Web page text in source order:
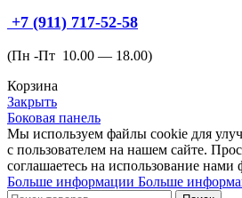
+7 (911) 717-52-58
(Пн -Пт 10.00 — 18.00)
Корзина
Закрыть
Боковая панель
Мы используем файлы cookie для
с пользователем на нашем сайте.
соглашаетесь на использование нами
Больше информации Больше